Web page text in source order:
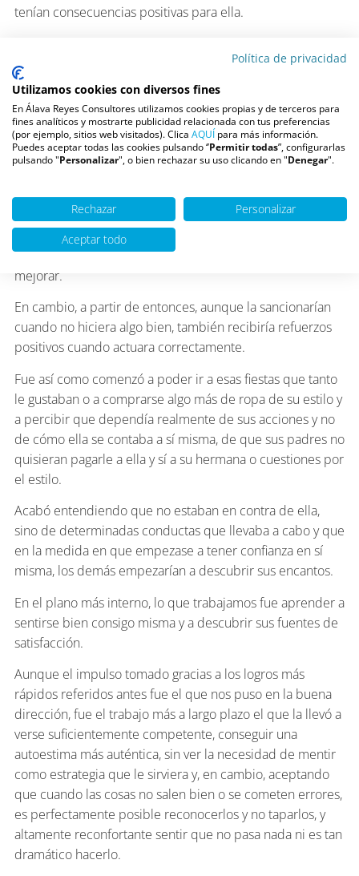
tenían consecuencias positivas para ella.
ser más organizada en casa, resolver su dejadez y cumplir
con más eficacia con sus obligaciones o aprender a
reaccionar mejor con su hermana cambió el clima familiar
de inmediato y ella empezó a percibir como dejaba de
ser la mala de la película para empezar a tener ciertos
privilegios que hacía tiempo había perdido y que la tenían
Aunque siempre parece que estos estados les dan igual,
lo cierto es que son bastante terribles además de
ineficaces porque les infunden aún menos motivación por
mejorar.
En cambio, a partir de entonces, aunque la sancionarían
cuando no hiciera algo bien, también recibiría refuerzos
positivos cuando actuara correctamente.
Fue así como comenzó a poder ir a esas fiestas que tanto
le gustaban o a comprarse algo más de ropa de su estilo y
a percibir que dependía realmente de sus acciones y no
de cómo ella se contaba a sí misma, de que sus padres no
quisieran pagarle a ella y sí a su hermana o cuestiones por
el estilo.
Acabó entendiendo que no estaban en contra de ella,
sino de determinadas conductas que llevaba a cabo y que
en la medida en que empezase a tener confianza en sí
misma, los demás empezarían a descubrir sus encantos.
En el plano más interno, lo que trabajamos fue aprender a
sentirse bien consigo misma y a descubrir sus fuentes de
satisfacción.
Aunque el impulso tomado gracias a los logros más
rápidos referidos antes fue el que nos puso en la buena
dirección, fue el trabajo más a largo plazo el que la llevó a
verse suficientemente competente, conseguir una
autoestima más auténtica, sin ver la necesidad de mentir
como estrategia que le sirviera y, en cambio, aceptando
que cuando las cosas no salen bien o se cometen errores,
es perfectamente posible reconocerlos y no taparlos, y
altamente reconfortante sentir que no pasa nada ni es tan
dramático hacerlo.
Política de privacidad
Utilizamos cookies con diversos fines
En Álava Reyes Consultores utilizamos cookies propias y de terceros para
fines analíticos y mostrarte publicidad relacionada con tus preferencias
(por ejemplo, sitios web visitados). Clica AQUÍ para más información.
Puedes aceptar todas las cookies pulsando ‘’Permitir todas”, configurarlas
pulsando "Personalizar", o bien rechazar su uso clicando en "Denegar".
Rechazar
Personalizar
Aceptar todo